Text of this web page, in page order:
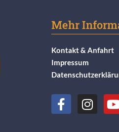
Mehr
Kontakt & Anfahrt
Impressum